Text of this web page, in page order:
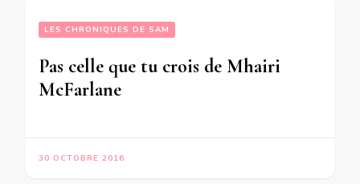
LES CHRONIQUES DE SAM
Pas celle que tu crois de Mhairi
McFarlane
30 OCTOBRE 2016